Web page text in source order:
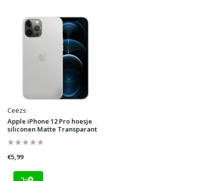
Ceezs
Apple iPhone 12 Pro hoesje
siliconen Matte Transparant
€5,99